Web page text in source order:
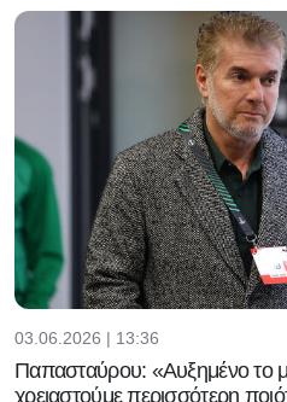
03.06.2026 | 13:36
Παπασταύρου: «Αυξημένο το
χρειαστούμε περισσότερη